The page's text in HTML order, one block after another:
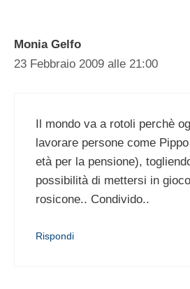
Monia Gelfo
23 Febbraio 2009 alle 21:00
Il mondo va a rotoli perchè
lavorare persone come
età per la pensione),
possibilità di mettersi in
rosicone.. Condivido..
Rispondi